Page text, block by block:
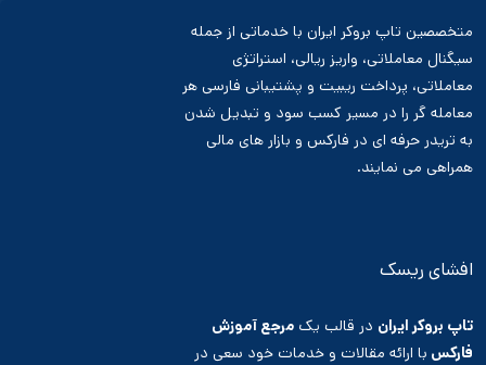
متخصصین تاپ بروکر ایران با خدماتی از جمله
سیگنال معاملاتی، واریز ریالی، استراتژی
معاملاتی، پرداخت ریبیت و پشتیبانی فارسی هر
معامله گر را در مسیر کسب سود و تبدیل شدن
به تریدر حرفه ای در فارکس و بازار های مالی
همراهی می نمایند.
افشای ریسک
تاپ بروکر ایران در قالب یک مرجع آموزش
فارکس با ارائه مقالات و خدمات خود سعی در